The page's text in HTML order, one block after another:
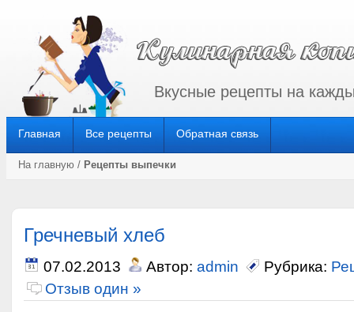
Вкусные рецепты на
Главная Все рецепты Обратная связь
На главную / Рецепты выпечки
Гречневый хлеб
07.02.2013 Автор: admin Рубрика:
Отзыв один »